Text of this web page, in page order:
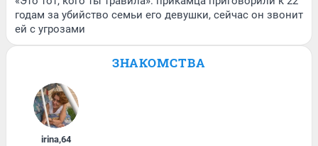
годам за убийство семьи его девушки, сейчас он звонит
ей с угрозами
ЗНАКОМСТВА
irina,64